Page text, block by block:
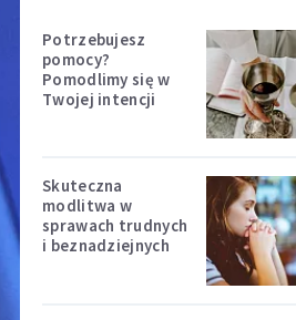
Potrzebujesz
pomocy?
Pomodlimy się w
Twojej intencji
Skuteczna
modlitwa w
sprawach trudnych
i beznadziejnych